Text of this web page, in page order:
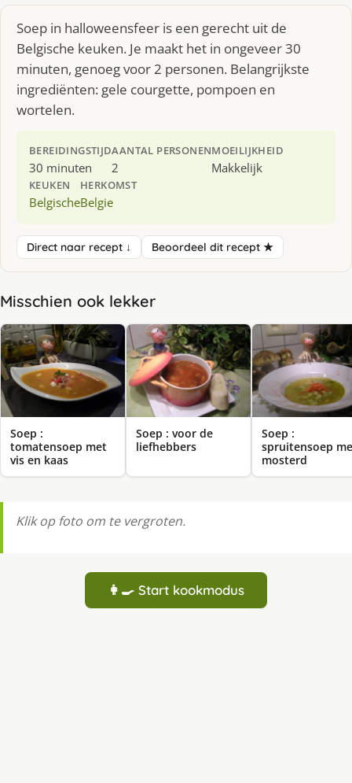
Soep in halloweensfeer is een gerecht uit de
Belgische keuken. Je maakt het in ongeveer 30
minuten, genoeg voor 2 personen. Belangrijkste
ingrediënten: gele courgette, pompoen en
wortelen.
BEREIDINGSTIJD
30 minuten
AANTAL PERSONEN
2
MOEILIJKHEID
Makkelijk
KEUKEN
Belgische
HERKOMST
Belgie
Direct naar recept ↓ Beoordeel dit recept ★
Misschien ook lekker
Soep :
tomatensoep met
vis en kaas
Soep : voor de
liefhebbers
Soep :
spruitensoep
mosterd
Klik op foto om te vergroten.
👩‍🍳 Start kookmodus